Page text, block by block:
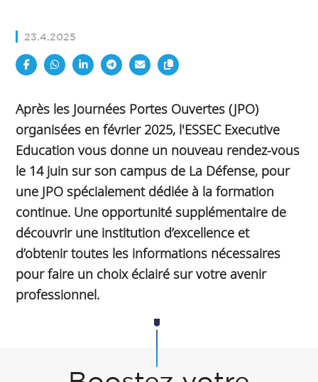
23.4.2025
Après les Journées Portes Ouvertes (JPO)
organisées en février 2025, l'ESSEC Executive
Education vous donne un nouveau rendez-vous
le 14 juin sur son campus de La Défense, pour
une JPO spécialement dédiée à la formation
continue. Une opportunité supplémentaire de
découvrir une institution d’excellence et
d’obtenir toutes les informations nécessaires
pour faire un choix éclairé sur votre avenir
professionnel.